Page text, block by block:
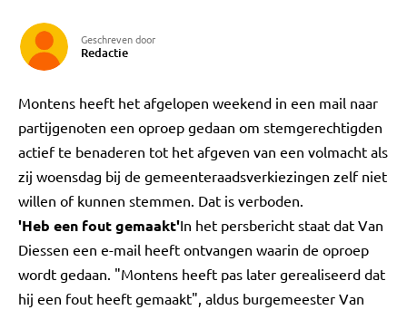
Geschreven door
Redactie
Montens heeft het afgelopen weekend in een mail naar
partijgenoten een oproep gedaan om stemgerechtigden
actief te benaderen tot het afgeven van een volmacht als
zij woensdag bij de gemeenteraadsverkiezingen zelf niet
willen of kunnen stemmen. Dat is verboden.
'Heb een fout gemaakt'In het persbericht staat dat Van
Diessen een e-mail heeft ontvangen waarin de oproep
wordt gedaan. "Montens heeft pas later gerealiseerd dat
hij een fout heeft gemaakt", aldus burgemeester Van